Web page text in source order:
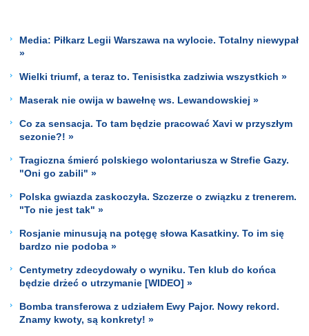
Media: Piłkarz Legii Warszawa na wylocie. Totalny niewypał
»
Wielki triumf, a teraz to. Tenisistka zadziwia wszystkich »
Maserak nie owija w bawełnę ws. Lewandowskiej »
Co za sensacja. To tam będzie pracować Xavi w przyszłym
sezonie?! »
Tragiczna śmierć polskiego wolontariusza w Strefie Gazy.
"Oni go zabili" »
Polska gwiazda zaskoczyła. Szczerze o związku z trenerem.
"To nie jest tak" »
Rosjanie minusują na potęgę słowa Kasatkiny. To im się
bardzo nie podoba »
Centymetry zdecydowały o wyniku. Ten klub do końca
będzie drżeć o utrzymanie [WIDEO] »
Bomba transferowa z udziałem Ewy Pajor. Nowy rekord.
Znamy kwoty, są konkrety! »